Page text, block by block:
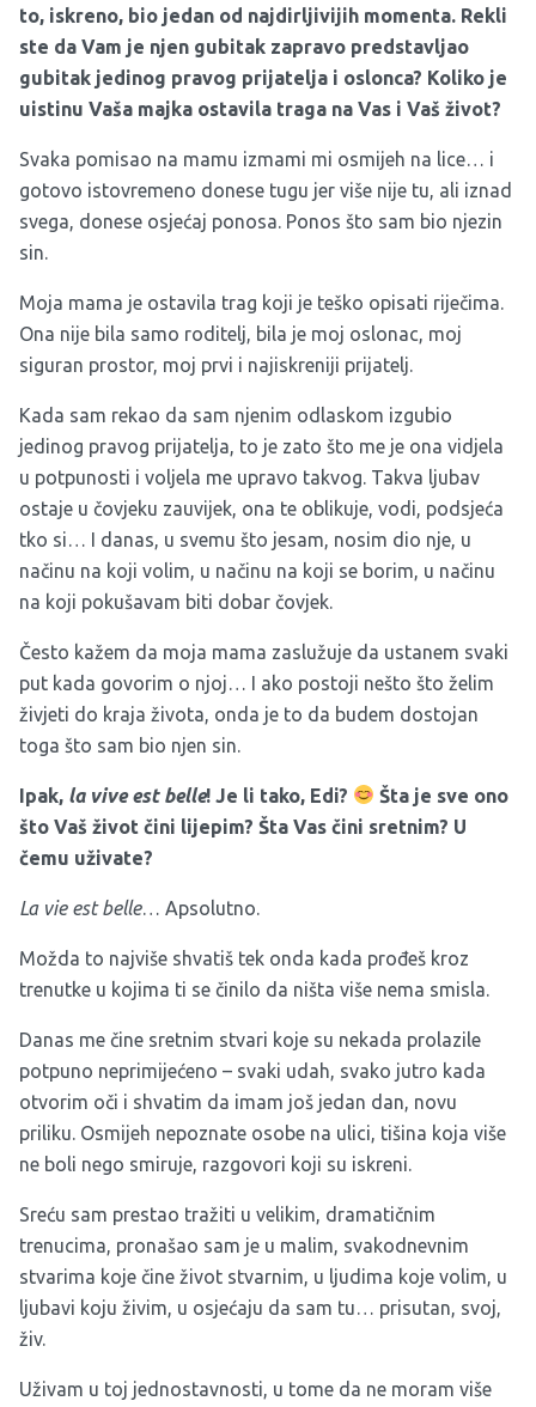
to, iskreno, bio jedan od najdirljivijih momenta. Rekli
ste da Vam je njen gubitak zapravo predstavljao
gubitak jedinog pravog prijatelja i oslonca? Koliko je
uistinu Vaša majka ostavila traga na Vas i Vaš život?
Svaka pomisao na mamu izmami mi osmijeh na lice… i
gotovo istovremeno donese tugu jer više nije tu, ali iznad
svega, donese osjećaj ponosa. Ponos što sam bio njezin
sin.
Moja mama je ostavila trag koji je teško opisati riječima.
Ona nije bila samo roditelj, bila je moj oslonac, moj
siguran prostor, moj prvi i najiskreniji prijatelj.
Kada sam rekao da sam njenim odlaskom izgubio
jedinog pravog prijatelja, to je zato što me je ona vidjela
u potpunosti i voljela me upravo takvog. Takva ljubav
ostaje u čovjeku zauvijek, ona te oblikuje, vodi, podsjeća
tko si… I danas, u svemu što jesam, nosim dio nje, u
načinu na koji volim, u načinu na koji se borim, u načinu
na koji pokušavam biti dobar čovjek.
Često kažem da moja mama zaslužuje da ustanem svaki
put kada govorim o njoj… I ako postoji nešto što želim
živjeti do kraja života, onda je to da budem dostojan
toga što sam bio njen sin.
Ipak, la vive est belle! Je li tako, Edi?
Šta je sve ono
što Vaš život čini lijepim? Šta Vas čini sretnim? U
čemu uživate?
La vie est belle… Apsolutno.
Možda to najviše shvatiš tek onda kada prođeš kroz
trenutke u kojima ti se činilo da ništa više nema smisla.
Danas me čine sretnim stvari koje su nekada prolazile
potpuno neprimijećeno – svaki udah, svako jutro kada
otvorim oči i shvatim da imam još jedan dan, novu
priliku. Osmijeh nepoznate osobe na ulici, tišina koja više
ne boli nego smiruje, razgovori koji su iskreni.
Sreću sam prestao tražiti u velikim, dramatičnim
trenucima, pronašao sam je u malim, svakodnevnim
stvarima koje čine život stvarnim, u ljudima koje volim, u
ljubavi koju živim, u osjećaju da sam tu… prisutan, svoj,
živ.
Uživam u toj jednostavnosti, u tome da ne moram više